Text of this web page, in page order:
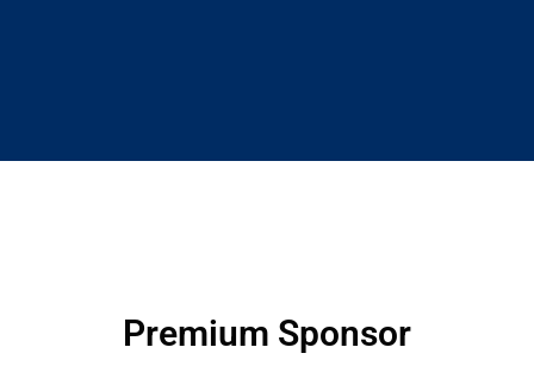
Premium Sponsor